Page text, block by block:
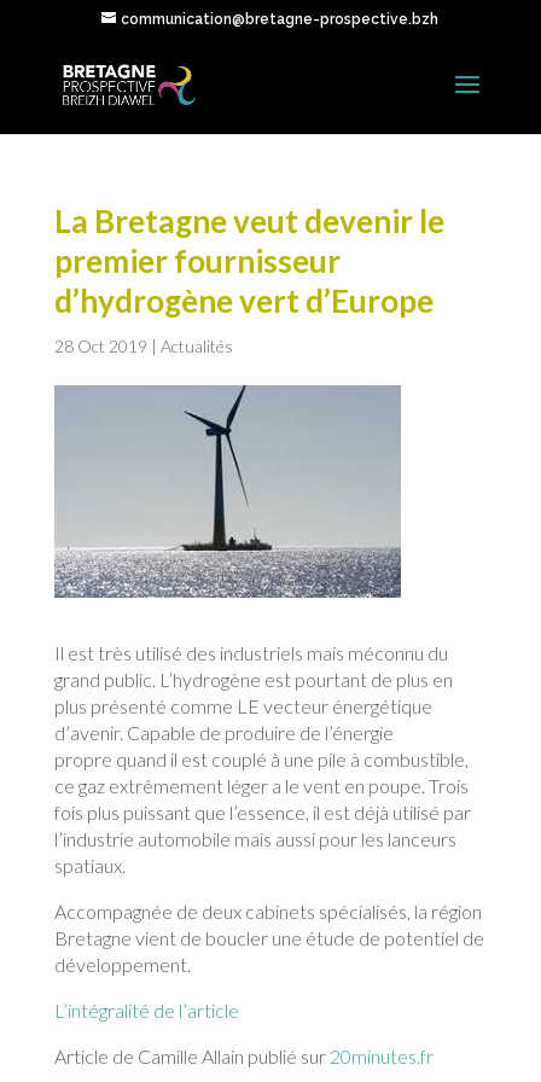
communication@bretagne-prospective.bzh
La Bretagne veut devenir le
premier fournisseur
d’hydrogène vert d’Europe
28 Oct 2019 | Actualités
Il est très utilisé des industriels mais méconnu du
grand public. L’hydrogène est pourtant de plus en
plus présenté comme LE vecteur énergétique
d’avenir. Capable de produire de l’énergie
propre quand il est couplé à une pile à combustible,
ce gaz extrêmement léger a le vent en poupe. Trois
fois plus puissant que l’essence, il est déjà utilisé par
l’industrie automobile mais aussi pour les lanceurs
spatiaux.
Accompagnée de deux cabinets spécialisés, la région
Bretagne vient de boucler une étude de potentiel de
développement.
L’intégralité de l’article
Article de Camille Allain publié sur 20minutes.fr